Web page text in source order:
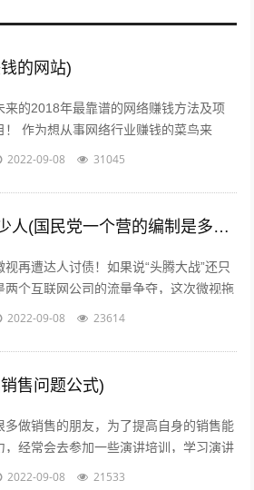
的网站)
来的2018年最靠谱的网络赚钱方法及项
！ 作为想从事网络行业赚钱的菜鸟来
，那些打字、注册发帖、打码、挂机、时
2022-09-08 31045
一个营的编制是多少人(国民党一个营的编制是多少人)
视再遭达人讨债！如果说“头腾大战”还只
两个互联网公司的流量争夺，这次微视拖
达人补贴额的行为，无疑是雪上加霜，让
2022-09-08 23614
售问题公式)
多做销售的朋友，为了提高自身的销售能
，经常会去参加一些演讲培训，学习演讲
力，训练自己的执行力，树立强大销售自
2022-09-08 21533